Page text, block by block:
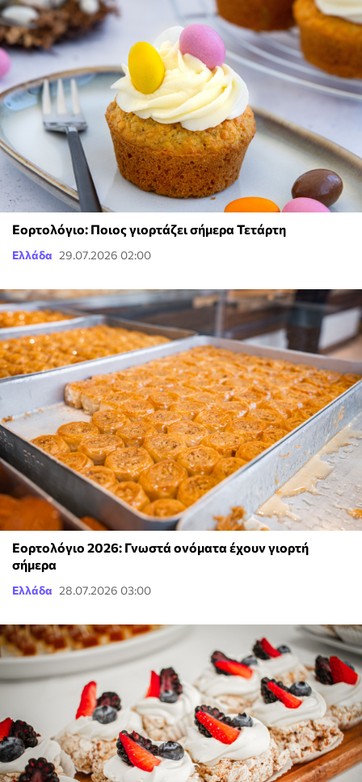
Εορτολόγιο: Ποιος γιορτάζει σήμερα Τετάρτη
Ελλάδα 29.07.2026 02:00
Εορτολόγιο 2026: Γνωστά ονόματα έχουν γιορτή
σήμερα
Ελλάδα 28.07.2026 03:00